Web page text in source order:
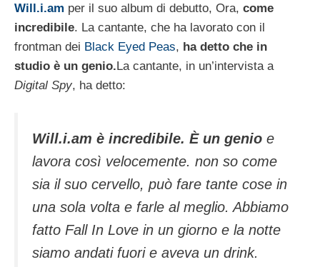
Will.i.am per il suo album di debutto, Ora, come
incredibile. La cantante, che ha lavorato con il
frontman dei Black Eyed Peas, ha detto che in
studio è un genio.La cantante, in un’intervista a
Digital Spy, ha detto:
Will.i.am è incredibile. È un genio e
lavora così velocemente. non so come
sia il suo cervello, può fare tante cose in
una sola volta e farle al meglio. Abbiamo
fatto Fall In Love in un giorno e la notte
siamo andati fuori e aveva un drink.